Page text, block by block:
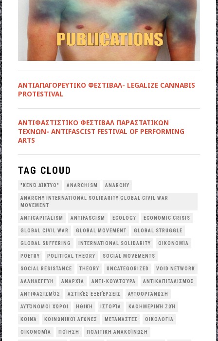
ΑΝΤΙΑΠΑΓΟΡΕΥΤΙΚΟ ΦΕΣΤΙΒΑΛ- LEGALIZE CANNABIS
PROTESTIVAL
ANTIΦΑΣΤΙΣΤΙΚΟ ΦΕΣΤΙΒΑΛ ΠΑΡΑΣΤΑΤΙΚΩΝ
ΤΕΧΝΩΝ- ANTIFASCIST FESTIVAL OF PERFORMING
ARTS
TAG CLOUD
"ΚΕΝΌ ΔΊΚΤΥΟ" ANARCHISM ANARCHY
ANARCHY INTERNATIONAL SOLIDARITY GLOBAL CIVIL WAR
MOVEMENT
ANTICAPITALISM ANTIFASCISM ECOLOGY ECONOMIC CRISIS
GLOBAL CIVIL WAR GLOBAL MOVEMENT GLOBAL STRUGGLE
GLOBAL SUFFERING INTERNATIONAL SOLIDARITY OΙΚΟΝΟΜΊΑ
POETRY POLITICAL THEORY SOCIAL MOVEMENTS
SOCIAL RESISTANCE THEORY UNCATEGORIZED VOID NETWORK
ΑΛΛΗΛΕΓΓΎΗ ΑΝΑΡΧΊΑ ΑΝΤΙ-ΚΟΥΛΤΟΎΡΑ ΑΝΤΙΚΑΠΙΤΑΛΙΣΜΌΣ
ΑΝΤΙΦΑΣΙΣΜΌΣ ΑΣΤΙΚΈΣ ΕΞΕΓΈΡΣΕΙΣ ΑΥΤΟΟΡΓΆΝΩΣΗ
ΑΥΤΌΝΟΜΟΙ ΧΏΡΟΙ ΗΘΙΚΉ ΙΣΤΟΡΊΑ ΚΑΘΗΜΕΡΙΝΉ ΖΩΉ
ΚΟΙΝΆ ΚΟΙΝΩΝΙΚΟΊ ΑΓΏΝΕΣ ΜΕΤΑΝΆΣΤΕΣ ΟΙΚΟΛΟΓΙΑ
ΟΙΚΟΝΟΜΊΑ ΠΟΊΗΣΗ ΠΟΛΙΤΙΚΉ ΑΝΑΚΟΊΝΩΣΗ